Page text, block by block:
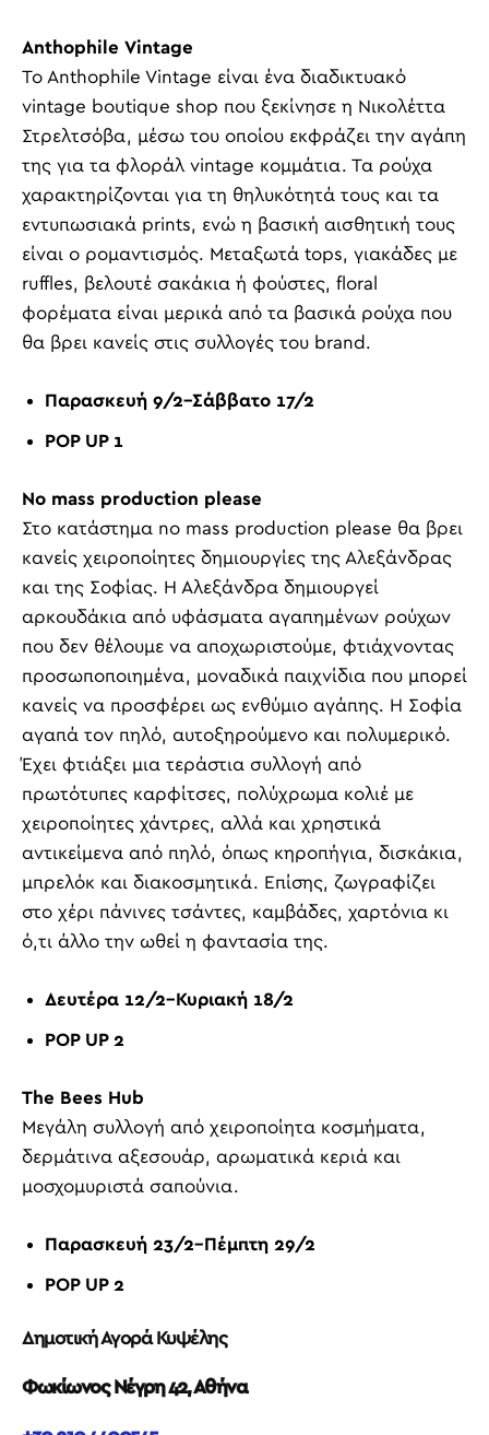
Anthophile Vintage
To Anthophile Vintage είναι ένα διαδικτυακό
vintage boutique shop που ξεκίνησε η Νικολέττα
Στρελτσόβα, μέσω του οποίου εκφράζει την αγάπη
της για τα φλοράλ vintage κομμάτια. Τα ρούχα
χαρακτηρίζονται για τη θηλυκότητά τους και τα
εντυπωσιακά prints, ενώ η βασική αισθητική τους
είναι ο ρομαντισμός. Μεταξωτά tops, γιακάδες με
ruffles, βελουτέ σακάκια ή φούστες, floral
φορέματα είναι μερικά από τα βασικά ρούχα που
θα βρει κανείς στις συλλογές του brand .
Παρασκευή 9/2–Σάββατο 17/2
POP UP 1
No mass production please
Στο κατάστημα no mass production please θα βρει
κανείς χειροποίητες δημιουργίες της Αλεξάνδρας
και της Σοφίας. Η Αλεξάνδρα δημιουργεί
αρκουδάκια από υφάσματα αγαπημένων ρούχων
που δεν θέλουμε να αποχωριστούμε, φτιάχνοντας
προσωποποιημένα, μοναδικά παιχνίδια που μπορεί
κανείς να προσφέρει ως ενθύμιο αγάπης. Η Σοφία
αγαπά τον πηλό, αυτοξηρούμενο και πολυμερικό.
Έχει φτιάξει μια τεράστια συλλογή από
πρωτότυπες καρφίτσες, πολύχρωμα κολιέ με
χειροποίητες χάντρες, αλλά και χρηστικά
αντικείμενα από πηλό, όπως κηροπήγια, δισκάκια,
μπρελόκ και διακοσμητικά. Επίσης, ζωγραφίζει
στο χέρι πάνινες τσάντες, καμβάδες, χαρτόνια κι
ό,τι άλλο την ωθεί η φαντασία της.
Δευτέρα 12/2–Κυριακή 18/2
POP UP 2
The Bees Hub
Μεγάλη συλλογή από χειροποίητα κοσμήματα,
δερμάτινα αξεσουάρ, αρωματικά κεριά και
μοσχομυριστά σαπούνια.
Παρασκευή 23/2–Πέμπτη 29/2
POP UP 2
Δημοτική Αγορά Κυψέλης
Φωκίωνος Νέγρη 42, Αθήνα